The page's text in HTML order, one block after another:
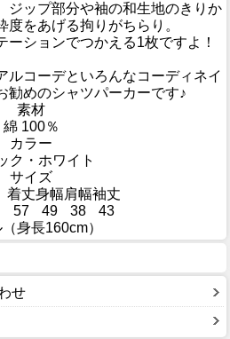
ジップ部分や袖の和生地のきりか
度をあげる拘りがちらり。
ションでつかえる1枚ですよ！
ルコーデといろんなコーディネイ
勧めのシャツパーカーです♪
素材
綿 100％
カラー
ク・ホワイト
サイズ
着丈身幅肩幅袖丈
57 49 38
43
身長160cm）
せ